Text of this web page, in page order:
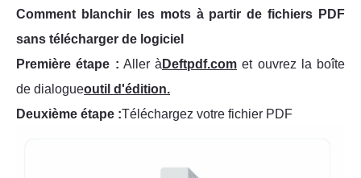
Comment blanchir les mots à partir de fichiers PDF
sans télécharger de logiciel
Première étape : Aller à Deftpdf.com et ouvrez la boîte
de dialogueoutil d'édition.
Deuxième étape :Téléchargez votre fichier PDF